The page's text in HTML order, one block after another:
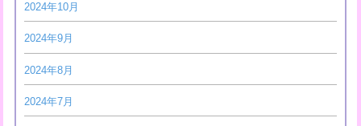
2024年10月
2024年9月
2024年8月
2024年7月